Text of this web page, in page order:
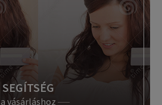
SEGÍTSÉG
a vásárláshoz